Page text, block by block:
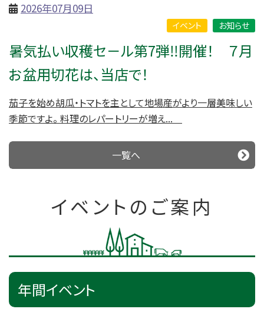
2026年07月09日
イベント お知らせ
暑気払い収穫セ－ル第7弾‼開催！ ７月
お盆用切花は、当店で！
茄子を始め胡瓜・トマトを主として地場産がより一層美味しい
季節ですよ。 料理のレパートリーが増え...
一覧へ
イベントのご案内
年間イベント